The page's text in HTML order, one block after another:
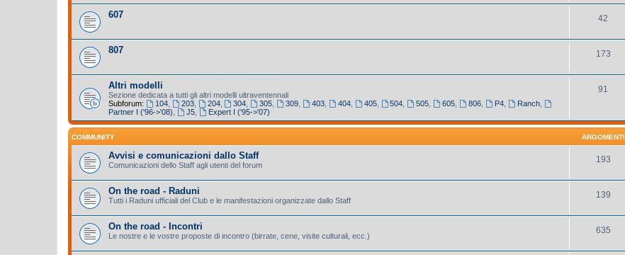
607 42
807 173
Altri modelli
Sezione dedicata a tutti gli altri modelli ultraventennali
Subforum:
104, 203, 204, 304 305 309 403, 404, 405, 504 505 605 806, P4, Ranch,
Partner I ('96->'08)
J5, Expert I ('95->'07)
91
COMMUNITY ARGOMENTI
Avvisi e comunicazioni dallo Staff
Comunicazioni dello Staff agli utenti del forum
193
On the road - Raduni
Tutti i Raduni ufficiali del Club e le manifestazioni organizzate dallo Staff
139
On the road - Incontri
Le nostre e le vostre proposte di incontro (birrate, cene, visite culturali, ecc.)
635